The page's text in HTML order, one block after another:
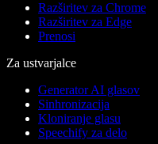
Razširitev za Chrome
Razširitev za Edge
Prenosi
Za ustvarjalce
Generator AI glasov
Sinhronizacija
Kloniranje glasu
Speechify za delo